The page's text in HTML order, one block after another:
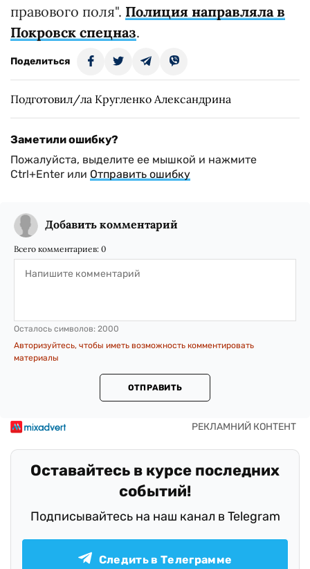
правового поля". Полиция направляла в
Покровск спецназ.
Поделиться
Подготовил/ла Кругленко Александрина
Заметили ошибку?
Пожалуйста, выделите ее мышкой и нажмите
Ctrl+Enter или Отправить ошибку
Добавить комментарий
Всего комментариев: 0
Осталось символов: 2000
Авторизуйтесь, чтобы иметь возможность комментировать
материалы
ОТПРАВИТЬ
Оставайтесь в курсе последних
событий!
Подписывайтесь на наш канал в Telegram
Следить в Телеграмме